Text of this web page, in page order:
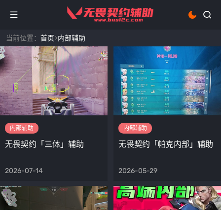
当前位置： 首页>内部辅助
内部辅助
无畏契约「三体」辅助
2026-07-14
内部辅助
无畏契约「帕克内部」辅助
2026-05-29